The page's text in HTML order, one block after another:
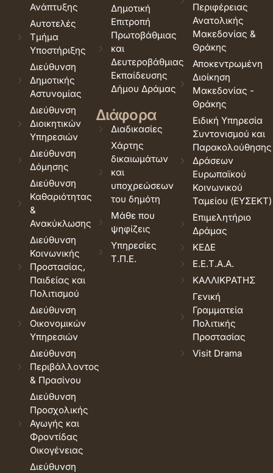
Ανάπτυξης
Αυτοτελές
Τμήμα
Υποστήριξης
Διεύθυνση
Δημοτικής
Αστυνομίας
Διεύθυνση
Διοικητικών
Υπηρεσιών
Διεύθυνση
Δόμησης
Διεύθυνση
Καθαριότητας
&
Ανακύκλωσης
Διεύθυνση
Κοινωνικής
Προστασίας,
Παιδείας και
Πολιτισμού
Διεύθυνση
Οικονομικών
Υπηρεσιών
Διεύθυνση
Περιβάλλοντος
& Πρασίνου
Διεύθυνση
Προσχολικής
Αγωγής και
Φροντίδας
Οικογένειας
Διεύθυνση
Δημοτική
Επιτροπή
Πρωτοβάθμιας
και
Δευτεροβάθμιας
Εκπαίδευσης
Δήμου Δράμας
Διάφορα
Διαδικασίες
Χάρτης
δικαιωμάτων
και
υποχρεώσεων
του δημότη
Μάθε που
ψηφίζεις
Υπηρεσίες
Τ.Π.Ε.
Περιφέρειας
Ανατολικής
Μακεδονίας &
Θράκης
Αποκεντρωμένη
Διοίκηση
Μακεδονίας -
Θράκης
Ειδική Υπηρεσία
Συντονισμού και
Παρακολούθησης
Δράσεων
Ευρωπαϊκού
Κοινωνικού
Ταμείου (ΕΥΣΕΚΤ)
Επιμελητήριο
Δράμας
ΚΕΔΕ
Ε.Ε.Τ.Α.Α.
ΚΑΛΛΙΚΡΑΤΗΣ
Γενική
Γραμματεία
Πολιτικής
Προστασίας
Visit Drama